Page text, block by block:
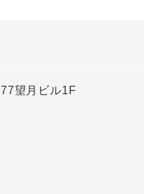
望月ビル1F